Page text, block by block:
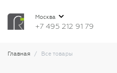
Москва
+7 495 212 91 79
Главная Все товары